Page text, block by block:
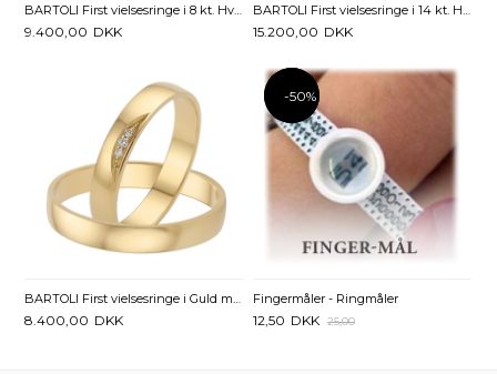
9.400,00 DKK 15.200,00 DKK
BARTOLI First vielsesringe i Guld med Diamanter 0,02 ct. - 3,5 mm
8.400,00 DKK
-50%
-50%
Fingermåler - Ringmåler
12,50 DKK 25,00